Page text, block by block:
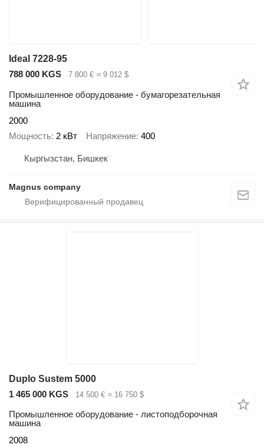
Ideal 7228-95
788 000 KGS
7 800 € ≈ 9 012 $
Промышленное оборудование - бумагорезательная
машина
2000
Мощность 2 кВт Напряжение 400
Кыргызстан, Бишкек
Magnus company
Duplo Sustem 5000
1 465 000 KGS
14 500 € ≈ 16 750 $
Промышленное оборудование - листоподборочная
машина
2008